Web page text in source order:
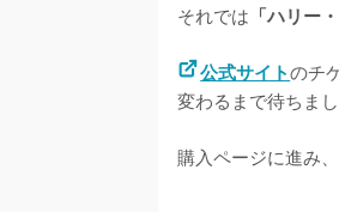
それでは 「ハリー
公式サイトのチ
変わるまで待ちま
購入ページに進み、